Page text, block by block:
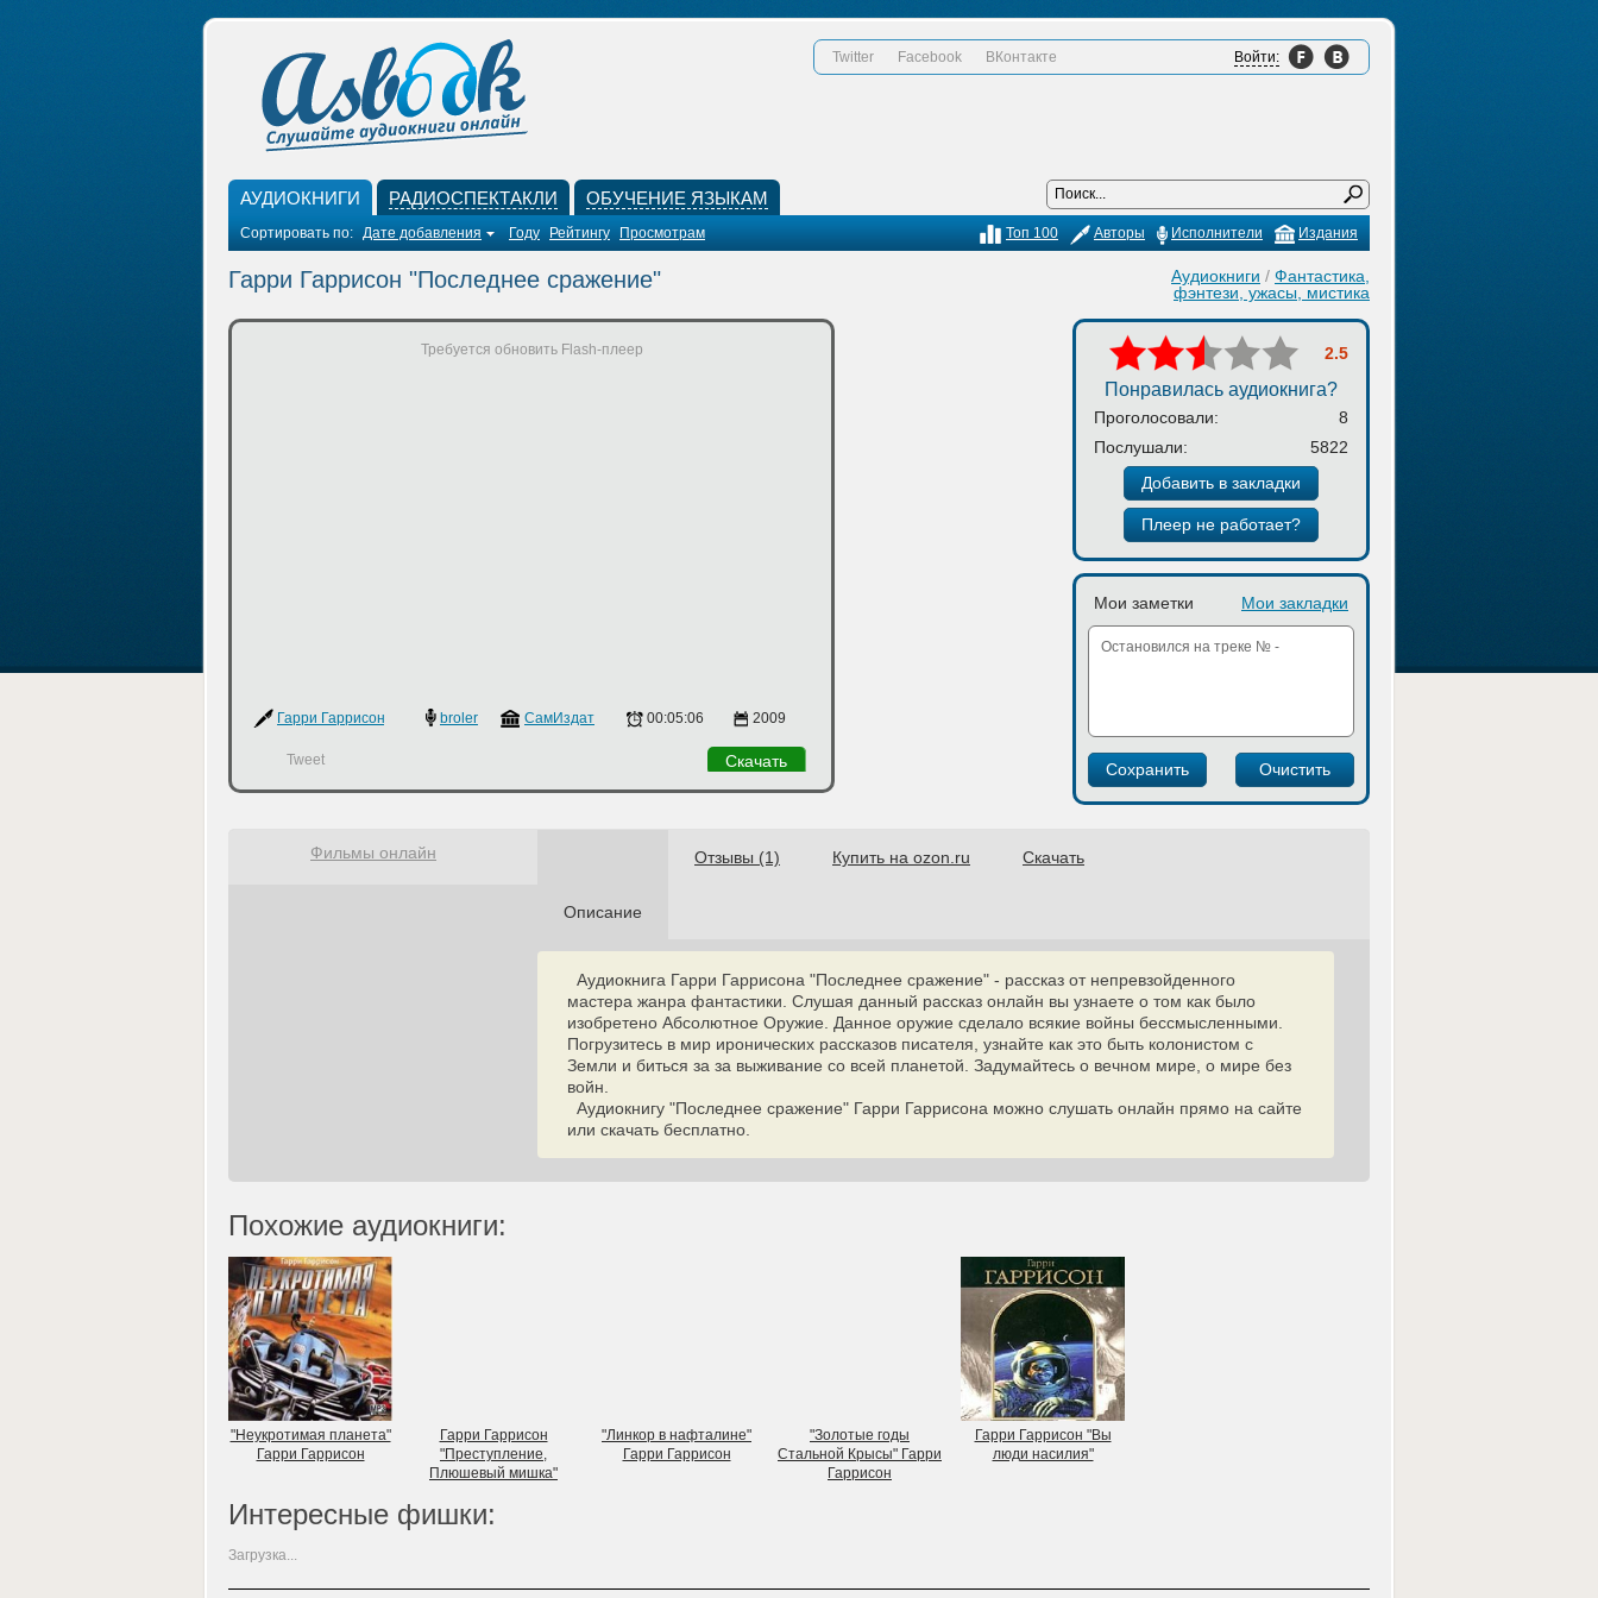
Twitter Facebook ВКонтакте Войти:
АУДИОКНИГИ РАДИОСПЕКТАКЛИ ОБУЧЕНИЕ ЯЗЫКАМ
Сортировать по: Дате добавления Году Рейтингу Просмотрам Издания
Исполнители
Авторы
Топ 100
Аудиокниги / Фантастика,
фэнтези, ужасы, мистика
Гарри Гаррисон "Последнее сражение"
Требуется обновить Flash-плеер
Гарри Гаррисон broler СамИздат 00:05:06 2009
Tweet Скачать
2.5
Понравилась аудиокнига?
Проголосовали:
8
Послушали:
5822
Добавить в закладки
Плеер не работает?
Мои заметки Мои закладки
Описание
Отзывы (1) Купить на ozon.ru Скачать
Аудиокнига Гарри Гаррисона "Последнее сражение" - рассказ от непревзойденного
мастера жанра фантастики. Слушая данный рассказ онлайн вы узнаете о том как было
изобретено Абсолютное Оружие. Данное оружие сделало всякие войны бессмысленными.
Погрузитесь в мир иронических рассказов писателя, узнайте как это быть колонистом с
Земли и биться за за выживание со всей планетой. Задумайтесь о вечном мире, о мире без
войн.
Аудиокнигу "Последнее сражение" Гарри Гаррисона можно слушать онлайн прямо на сайте
или скачать бесплатно.
Фильмы онлайн
Похожие аудиокниги:
"Неукротимая планета"
Гарри Гаррисон
Гарри Гаррисон
"Преступление,
Плюшевый мишка"
"Линкор в нафталине"
Гарри Гаррисон
"Золотые годы
Стальной Крысы" Гарри
Гаррисон
Гарри Гаррисон "Вы
люди насилия"
Интересные фишки:
Загрузка...